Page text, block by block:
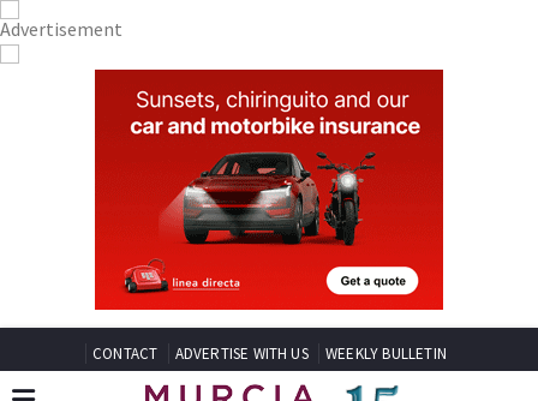
CONTACT ADVERTISE WITH US WEEKLY BULLETIN